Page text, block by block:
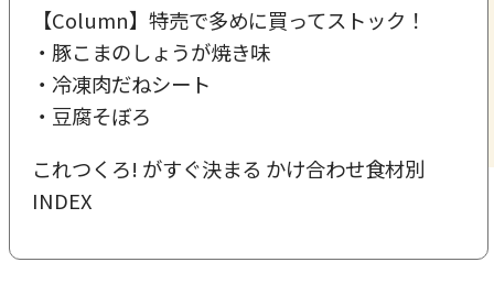
【Column】特売で多めに買ってストック！
・豚こまのしょうが焼き味
・冷凍肉だねシート
・豆腐そぼろ
これつくろ! がすぐ決まる かけ合わせ食材別
INDEX